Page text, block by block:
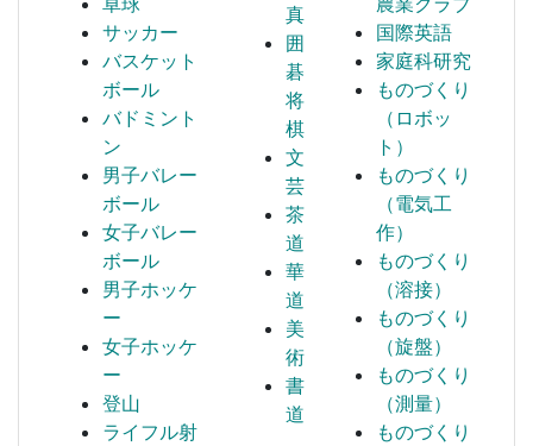
サッカー
バスケット
ボール
バドミント
ン
男子バレー
ボール
女子バレー
ボール
男子ホッケ
ー
女子ホッケ
ー
登山
ライフル射
真
囲
碁
将
棋
文
芸
茶
道
華
道
美
術
書
道
国際英語
家庭科研究
ものづくり
（ロボッ
ト）
ものづくり
（電気工
作）
ものづくり
（溶接）
ものづくり
（旋盤）
ものづくり
（測量）
ものづくり